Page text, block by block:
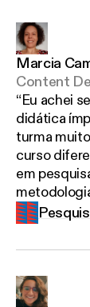
Marcia
Content
Eu achei
didática
turma
curso
em